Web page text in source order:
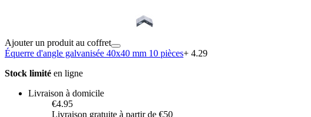
Ajouter un produit au coffret
Équerre d'angle galvanisée 40x40 mm 10 pièces+ 4.29
Stock limité en ligne
Livraison à domicile
€4.95
Livraison gratuite à partir de €50